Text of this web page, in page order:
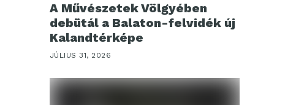
A Művészetek Völgyében
debütál a Balaton-felvidék új
Kalandtérképe
JÚLIUS 31, 2026